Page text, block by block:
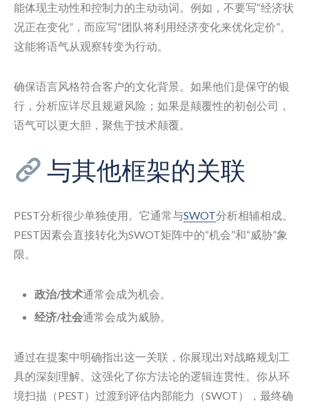
能体现主动性和控制力的主动动词。例如，不要写“经济状
况正在变化”，而应写“团队将利用经济变化来优化定价”。
这能将语气从观察转变为行动。
确保语言风格符合客户的文化背景。如果他们是保守的银
行，分析应详尽且规避风险；如果是颠覆性的初创公司，
语气可以更大胆，聚焦于技术颠覆。
与其他框架的关联
PEST分析很少单独使用。它通常与SWOT分析相辅相成。
PEST因素会直接转化为SWOT矩阵中的“机会”和“威胁”象
限。
政治/技术通常会成为机会。
经济/社会通常会成为威胁。
通过在提案中明确指出这一关联，你展现出对战略规划工
具的深刻理解。这强化了你方法论的逻辑连贯性。你从环
境扫描（PEST）过渡到评估内部能力（SWOT），最终确